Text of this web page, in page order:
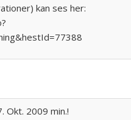
kan ses her:
Okt. 2009 min.!